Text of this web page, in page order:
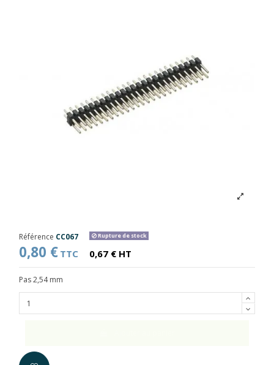
Référence CC067 Rupture de stock
0,80 € TTC 0,67 € HT
Pas 2,54 mm